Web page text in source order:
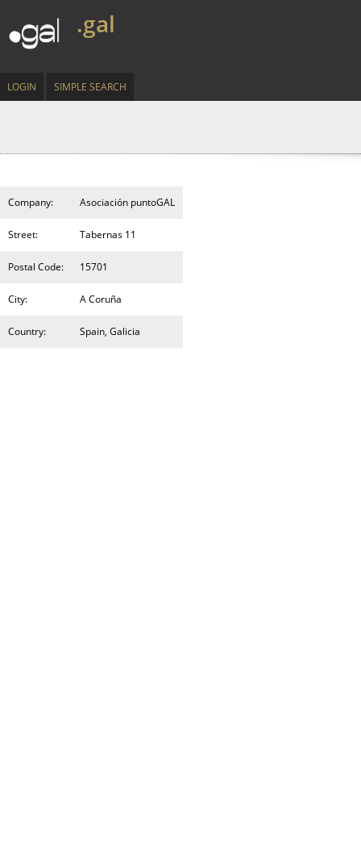
.gal
LOGIN SIMPLE SEARCH
Company: Asociación puntoGAL
Street: Tabernas 11
Postal Code: 15701
City: A Coruña
Country: Spain, Galicia